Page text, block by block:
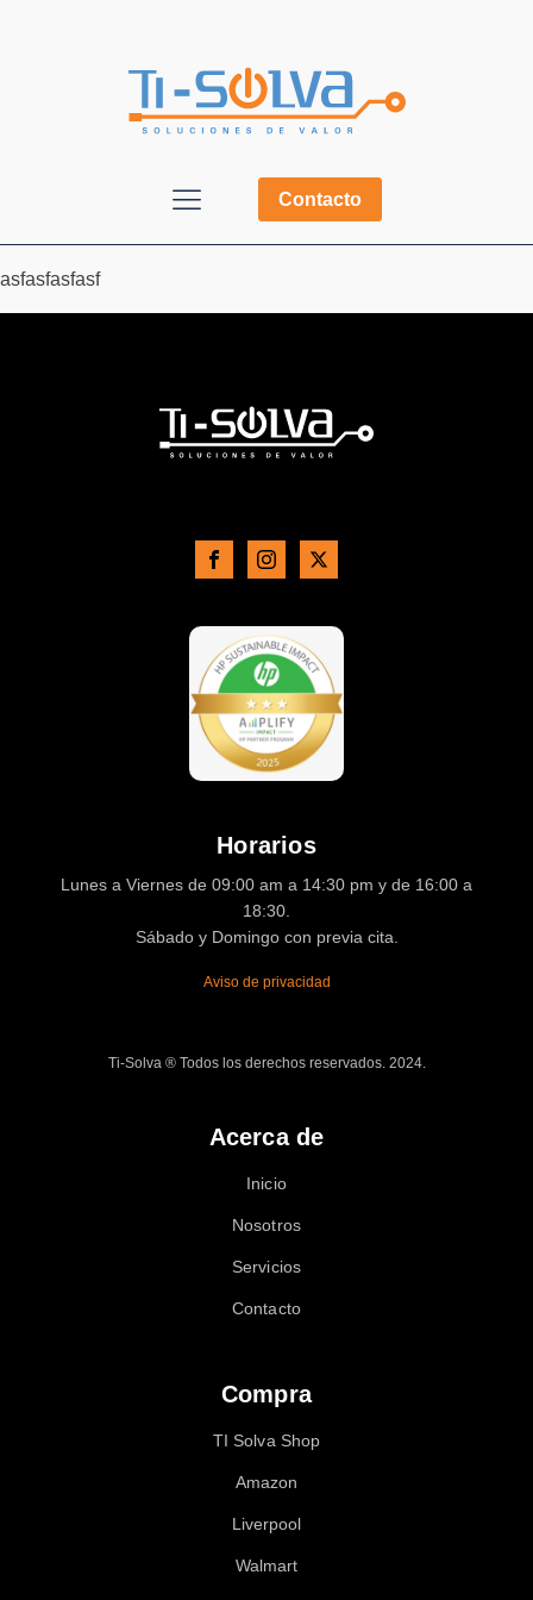
Contacto
asfasfasfasf
Horarios
Lunes a Viernes de 09:00 am a 14:30 pm y de 16:00 a
18:30.
Sábado y Domingo con previa cita.
Aviso de privacidad
Ti-Solva ® Todos los derechos reservados. 2024.
Acerca de
Inicio
Nosotros
Servicios
Contacto
Compra
TI Solva Shop
Amazon
Liverpool
Walmart